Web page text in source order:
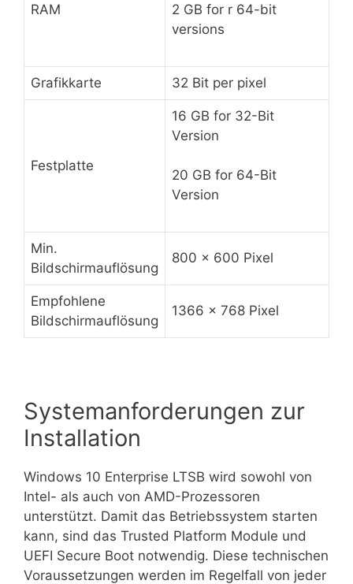
RAM
2 GB for r 64-bit
versions
Grafikkarte 32 Bit per pixel
Festplatte
16 GB for 32-Bit
Version
20 GB for 64-Bit
Version
Min.
Bildschirmauflösung
800 x 600 Pixel
Empfohlene
Bildschirmauflösung
1366 x 768 Pixel
Systemanforderungen zur
Installation
Windows 10 Enterprise LTSB wird sowohl von
Intel- als auch von AMD-Prozessoren
unterstützt. Damit das Betriebssystem starten
kann, sind das Trusted Platform Module und
UEFI Secure Boot notwendig. Diese technischen
Voraussetzungen werden im Regelfall von jeder